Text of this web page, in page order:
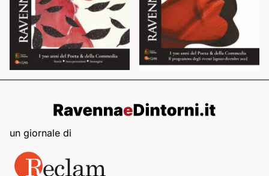
un giornale di